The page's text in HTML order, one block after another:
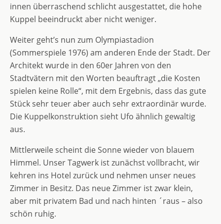
innen überraschend schlicht ausgestattet, die hohe
Kuppel beeindruckt aber nicht weniger.
Weiter geht’s nun zum Olympiastadion
(Sommerspiele 1976) am anderen Ende der Stadt. Der
Architekt wurde in den 60er Jahren von den
Stadtvätern mit den Worten beauftragt „die Kosten
spielen keine Rolle“, mit dem Ergebnis, dass das gute
Stück sehr teuer aber auch sehr extraordinär wurde.
Die Kuppelkonstruktion sieht Ufo ähnlich gewaltig
aus.
Mittlerweile scheint die Sonne wieder von blauem
Himmel. Unser Tagwerk ist zunächst vollbracht, wir
kehren ins Hotel zurück und nehmen unser neues
Zimmer in Besitz. Das neue Zimmer ist zwar klein,
aber mit privatem Bad und nach hinten ´raus – also
schön ruhig.